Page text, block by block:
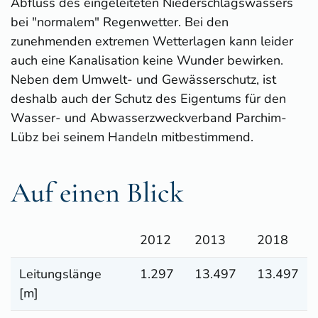
bei "normalem" Regenwetter. Bei den
zunehmenden extremen Wetterlagen kann leider
auch eine Kanalisation keine Wunder bewirken.
Neben dem Umwelt- und Gewässerschutz, ist
deshalb auch der Schutz des Eigentums für den
Wasser- und Abwasserzweckverband Parchim-
Lübz bei seinem Handeln mitbestimmend.
Auf einen Blick
2012 2013
2018
Leitungslänge
[m]
1.297 13.497 13.497